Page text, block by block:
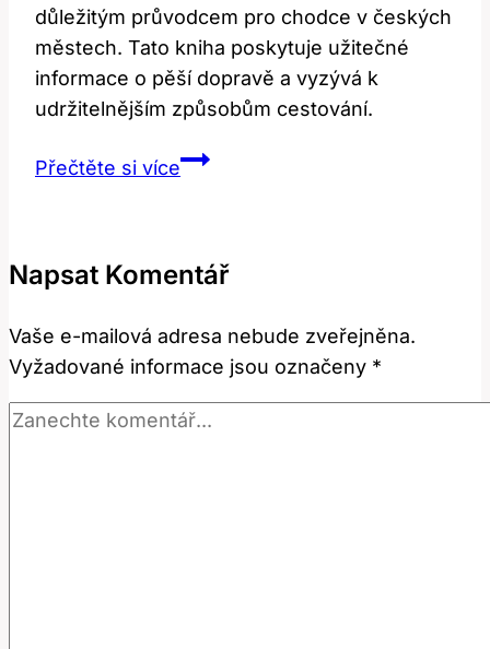
důležitým průvodcem pro chodce v českých
městech. Tato kniha poskytuje užitečné
informace o pěší dopravě a vyzývá k
udržitelnějším způsobům cestování.
Přečtěte si víceOn
Význam
Dopravy
Napsat Komentář
Vaše e-mailová adresa nebude zveřejněna.
Vyžadované informace jsou označeny *